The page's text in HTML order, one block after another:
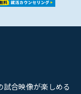
合映像が楽しめる